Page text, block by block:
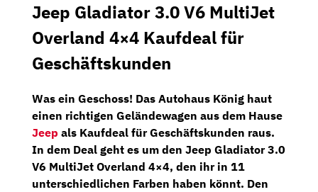
Jeep Gladiator 3.0 V6 MultiJet
Overland 4×4 Kaufdeal für
Geschäftskunden
Was ein Geschoss! Das Autohaus König haut
einen richtigen Geländewagen aus dem Hause
Jeep als Kaufdeal für Geschäftskunden raus.
In dem Deal geht es um den Jeep Gladiator 3.0
V6 MultiJet Overland 4×4, den ihr in 11
unterschiedlichen Farben haben könnt. Den